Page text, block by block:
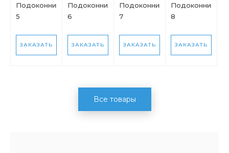
Подоконник
5
ЗАКАЗАТЬ
Подоконник
6
ЗАКАЗАТЬ
Подоконник
7
ЗАКАЗАТЬ
Подоконник
8
ЗАКАЗАТЬ
Все товары